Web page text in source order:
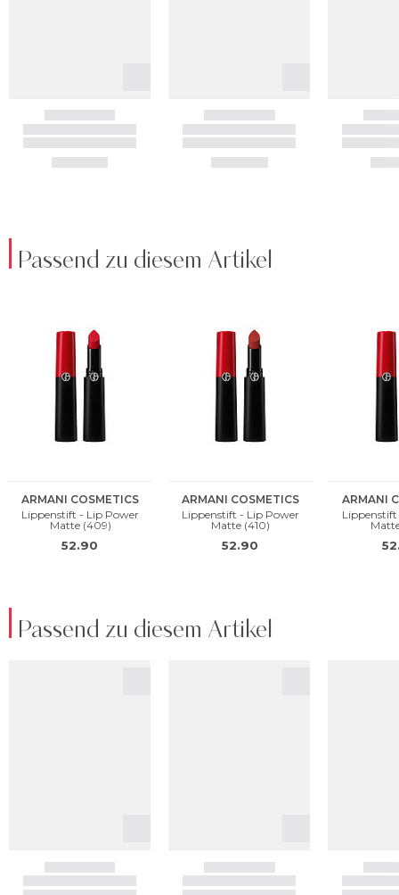
Passend zu diesem Artikel
Passend zu diesem Artikel